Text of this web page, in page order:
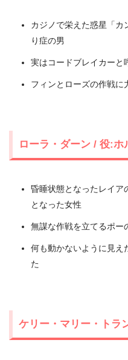
カジノで栄えた惑星「カ
り症の男
実はコードブレイカーと
フィンとローズの作戦に
ローラ・ダーン / 役:ホ
昏睡状態となったレイア
となった女性
無謀な作戦を立てるポー
何も動かないように見え
た
ケリー・マリー・トラ